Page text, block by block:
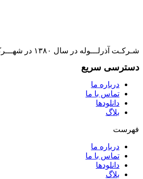
شـرکـت آذرلـــوله در سال ۱۳۸۰ در شهـــرک صنعتی شهید رجایی تبریز تأسیس و به بهره برداری رسیده است و به یکی از تأمین کنندگان بازارهای مصرف کشور تبدیل گشته است.
دسترسی سریع
درباره ما
تماس با ما
دانلودها
بلاگ
فهرست
درباره ما
تماس با ما
دانلودها
بلاگ